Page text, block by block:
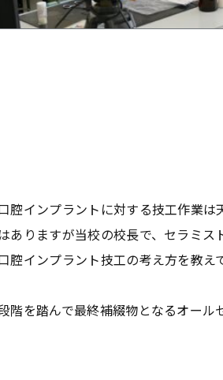
腔インプラントに対する技工作業
ありますが当校の校長で、セラミ
腔インプラント技工の考え方を教え
階を踏んで最終補綴物となるオール